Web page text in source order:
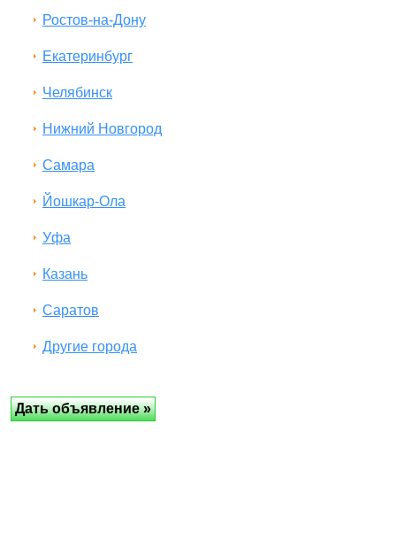
Ростов-на-Дону
Екатеринбург
Челябинск
Нижний Новгород
Самара
Йошкар-Ола
Уфа
Казань
Саратов
Другие города